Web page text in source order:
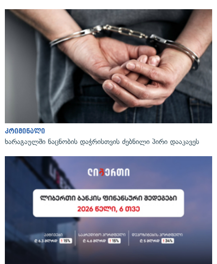
კრიმინალი
ხარაგაულში ნაცნობის დაჭრისთვის ძებნილი პირი დააკავეს